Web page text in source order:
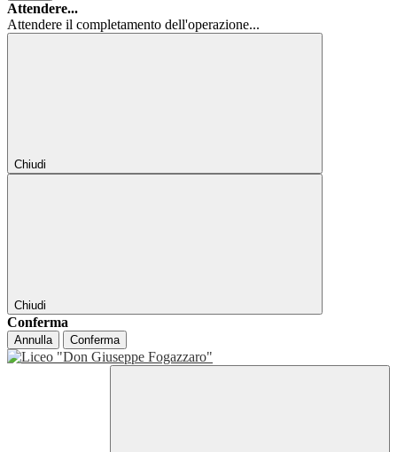
Attendere...
Attendere il completamento dell'operazione...
Chiudi
Chiudi
Conferma
Annulla Conferma